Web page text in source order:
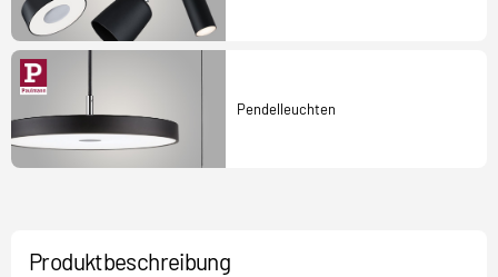
Pendelleuchten
Produktbeschreibung